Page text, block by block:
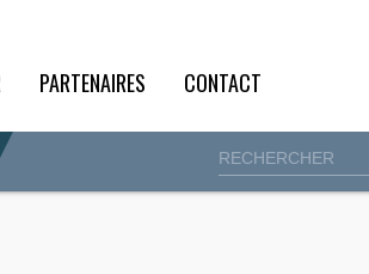
PARTENAIRES CONTACT
pour analyser mais pour ressentir ». Un